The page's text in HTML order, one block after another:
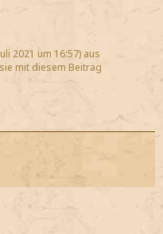
2021 um 16:57) aus
mit diesem Beitrag